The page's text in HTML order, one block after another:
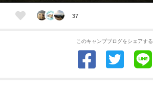
37
このキャンプブログをシェアする